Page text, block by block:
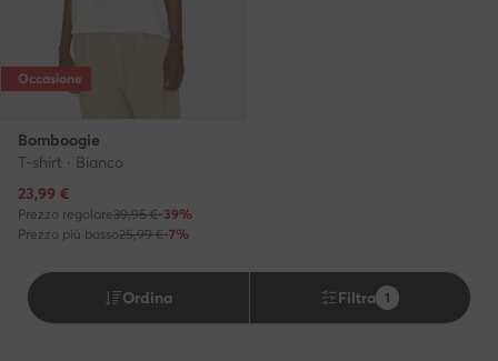
Occasione
Bomboogie
T-shirt · Bianco
Prezzo attuale
23,99 €
Prezzo regolare39,95 €-39%
Prezzo più basso25,99 €-7%
Ordina Filtra 1